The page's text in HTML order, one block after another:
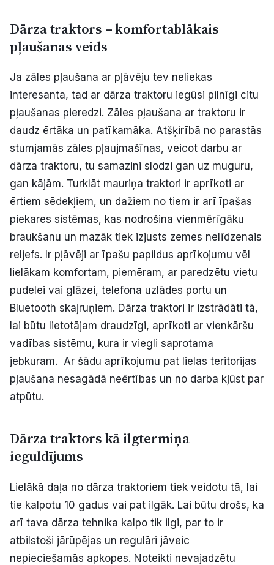
Dārza traktors – komfortablākais
pļaušanas veids
Ja zāles pļaušana ar pļāvēju tev neliekas
interesanta, tad ar dārza traktoru iegūsi pilnīgi citu
pļaušanas pieredzi. Zāles pļaušana ar traktoru ir
daudz ērtāka un patīkamāka. Atšķirībā no parastās
stumjamās zāles pļaujmašīnas, veicot darbu ar
dārza traktoru, tu samazini slodzi gan uz muguru,
gan kājām. Turklāt mauriņa traktori ir aprīkoti ar
ērtiem sēdekļiem, un dažiem no tiem ir arī īpašas
piekares sistēmas, kas nodrošina vienmērīgāku
braukšanu un mazāk tiek izjusts zemes nelīdzenais
reljefs. Ir pļāvēji ar īpašu papildus aprīkojumu vēl
lielākam komfortam, piemēram, ar paredzētu vietu
pudelei vai glāzei, telefona uzlādes portu un
Bluetooth skaļruņiem. Dārza traktori ir izstrādāti tā,
lai būtu lietotājam draudzīgi, aprīkoti ar vienkāršu
vadības sistēmu, kura ir viegli saprotama
jebkuram. Ar šādu aprīkojumu pat lielas teritorijas
pļaušana nesagādā neērtības un no darba kļūst par
atpūtu.
Dārza traktors kā ilgtermiņa
ieguldījums
Lielākā daļa no dārza traktoriem tiek veidotu tā, lai
tie kalpotu 10 gadus vai pat ilgāk. Lai būtu drošs, ka
arī tava dārza tehnika kalpo tik ilgi, par to ir
atbilstoši jārūpējas un regulāri jāveic
nepieciešamās apkopes. Noteikti nevajadzētu